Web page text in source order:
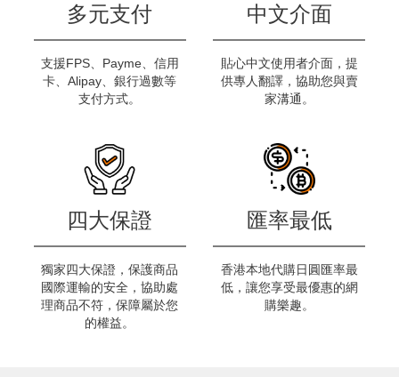
多元支付
支援FPS、Payme、信用
卡、Alipay、銀行過數等
支付方式。
中文介面
貼心中文使用者介面，提
供專人翻譯，協助您與賣
家溝通。
四大保證
獨家四大保證，保護商品
國際運輸的安全，協助處
理商品不符，保障屬於您
的權益。
匯率最低
香港本地代購日圓匯率最
低，讓您享受最優惠的網
購樂趣。